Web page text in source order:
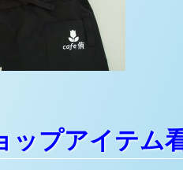
ップアイテム